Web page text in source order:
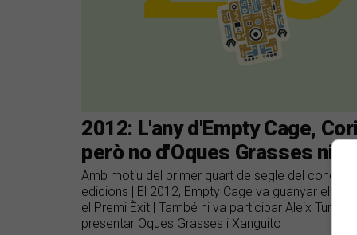
2012: L'any d'Empty Cage,
però no d'Oques Grasses ni
Amb motiu del primer quart de segle del
edicions | El 2012, Empty Cage va guanyar el
el Premi Èxit | També hi va participar Aleix Turón
presentar Oques Grasses i Xanguito